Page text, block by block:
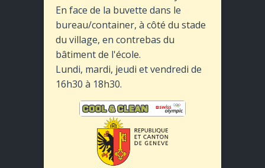
En face de la buvette dans le
bureau/container, à côté du stade
du village, en contrebas du
bâtiment de l'école.
Lundi, mardi, jeudi et vendredi de
16h30 à 18h30.